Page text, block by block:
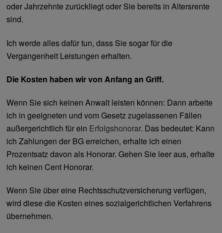
oder Jahrzehnte zurückliegt oder Sie bereits in Altersrente
sind.
Ich werde alles dafür tun, dass Sie sogar für die
Vergangenheit Leistungen erhalten.
Die Kosten haben wir von Anfang an Griff.
Wenn Sie sich keinen Anwalt leisten können: Dann arbeite
ich in geeigneten und vom Gesetz zugelassenen Fällen
außergerichtlich für ein Erfolgshonorar. Das bedeutet: Kann
ich Zahlungen der BG erreichen, erhalte ich einen
Prozentsatz davon als Honorar.Gehen Sie leer aus, erhalte
ich keinen Cent Honorar.
Wenn Sie über eine Rechtsschutzversicherung verfügen,
wird diese die Kosten eines sozialgerichtlichen Verfahrens
übernehmen.